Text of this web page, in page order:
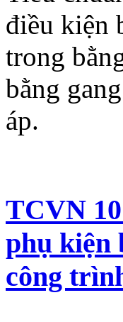
điều kiện
trong
bằng
áp.
TCVN
phụ kiện
công